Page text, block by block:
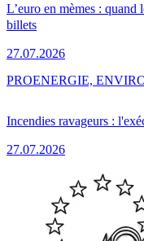
L’euro en mèmes : quand
billets
27.07.2026
Incendies ravageurs :
27.07.2026
PROENERGIE,